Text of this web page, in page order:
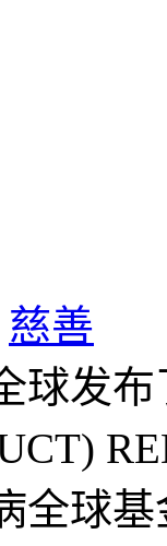
慈善
球发布
全球